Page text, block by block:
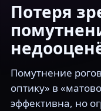
Потеря
Помутнение
оптику» в
эффективна, но